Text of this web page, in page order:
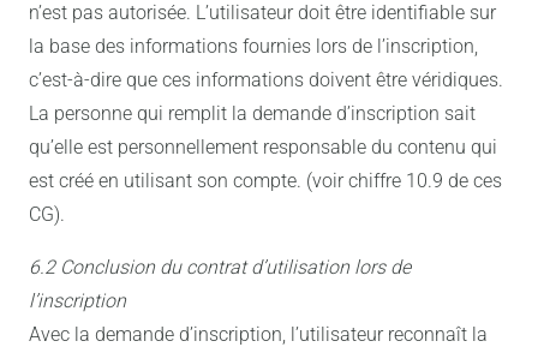
n’est pas autorisée. L’utilisateur doit être identifiable sur
la base des informations fournies lors de l’inscription,
c’est-à-dire que ces informations doivent être véridiques.
La personne qui remplit la demande d’inscription sait
qu’elle est personnellement responsable du contenu qui
est créé en utilisant son compte. (voir chiffre 10.9 de ces
CG).
6.2 Conclusion du contrat d’utilisation lors de
l’inscription
Avec la demande d’inscription, l’utilisateur reconnaît la